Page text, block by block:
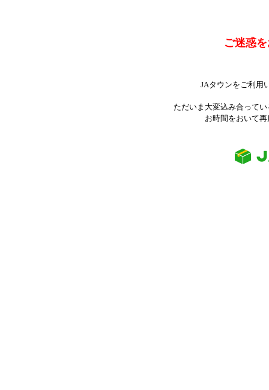
ご迷惑
JAタウンをご利用
ただいま大変込み合って
お時間をおいて